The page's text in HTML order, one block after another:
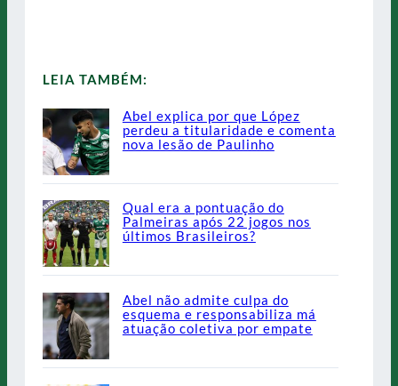
LEIA TAMBÉM:
Abel explica por que López
perdeu a titularidade e comenta
nova lesão de Paulinho
Qual era a pontuação do
Palmeiras após 22 jogos nos
últimos Brasileiros?
Abel não admite culpa do
esquema e responsabiliza má
atuação coletiva por empate